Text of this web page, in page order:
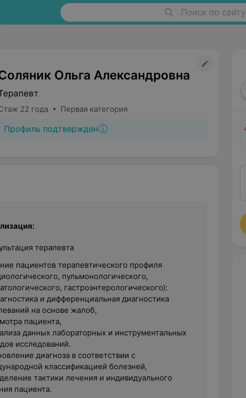
Поиск по сайту
Ольга Александровна
22 года • Первая категория
Профиль подтвержден
терапевта
пациентов терапевтического профиля
пульмонологического,
гастроэнтерологического):
и дифференциальная диагностика
на основе жалоб,
пациента,
данных лабораторных и инструментальных
исследований.
диагноза в соответствии с
классификацией болезней,
тактики лечения и индивидуального
пациента.